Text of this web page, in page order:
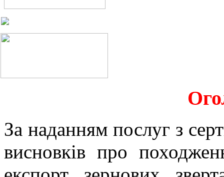
За наданням послуг з
висновків про